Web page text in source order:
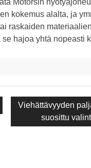
kokemus alalta, ja
raskaiden
hajoa yhtä nopeasti
Seuraava
julkaisu:
Viehättävyyden
suosittu